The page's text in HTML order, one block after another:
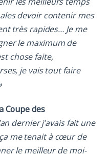
devoir contenir mes
très rapides… Je me
le maximum de
chose faite,
je vais tout faire
Coupe des
dernier j’avais fait une
me tenait à cœur de
le meilleur de moi-